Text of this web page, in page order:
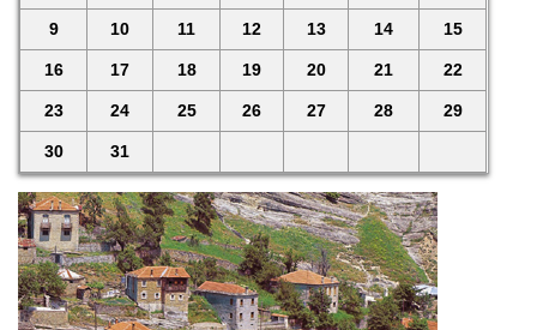
9 10 11 12 13 14 15
16 17 18 19 20 21 22
23 24 25 26 27 28 29
30 31